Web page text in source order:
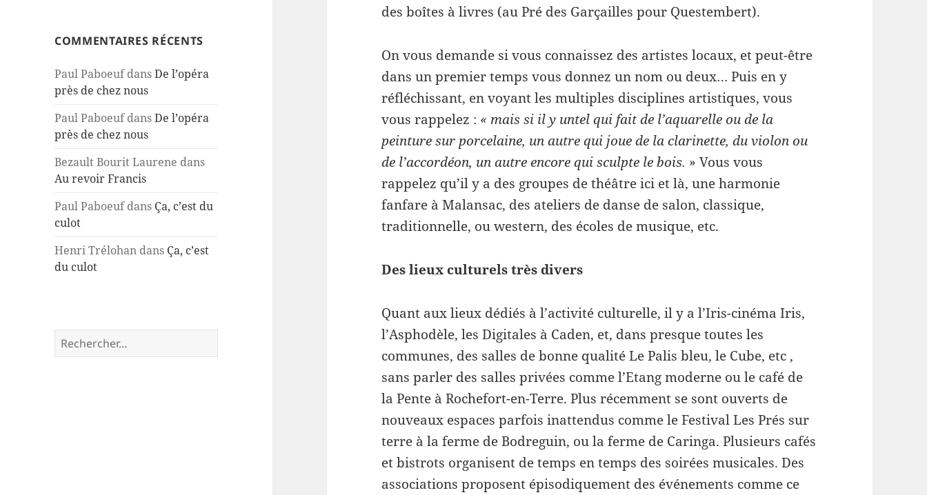
COMMENTAIRES RÉCENTS
Paul PaboeufdansDe l’opéra
près de chez nous
Paul PaboeufdansDe l’opéra
près de chez nous
Bezault Bourit Laurene dans
Au revoir Francis
Paul Paboeufdans Ça, c’est du
culot
Henri Trélohan dans Ça, c’est
du culot
Rechercher :
des boîtes à livres (au Pré des Garçailles pour Questembert).
On vous demande si vous connaissez des artistes locaux, et peut-être
dans un premier temps vous donnez un nom ou deux… Puis en y
réfléchissant, en voyant les multiples disciplines artistiques, vous
vous rappelez : « mais si il y untel qui fait de l’aquarelle ou de la
peinture sur porcelaine, un autre qui joue de la clarinette, du violon ou
de l’accordéon, un autre encore qui sculpte le bois. » Vous vous
rappelez qu’il y a des groupes de théâtre ici et là, une harmonie
fanfare à Malansac, des ateliers de danse de salon, classique,
traditionnelle, ou western, des écoles de musique, etc.
Des lieux culturels très divers
Quant aux lieux dédiés à l’activité culturelle, il y a l’Iris-cinéma Iris,
l’Asphodèle, les Digitales à Caden, et, dans presque toutes les
communes, des salles de bonne qualité Le Palis bleu, le Cube, etc ,
sans parler des salles privées comme l’Etang moderne ou le café de
la Pente à Rochefort-en-Terre. Plus récemment se sont ouverts de
nouveaux espaces parfois inattendus comme le Festival Les Prés sur
terre à la ferme de Bodreguin, ou la ferme de Caringa. Plusieurs cafés
et bistrots organisent de temps en temps des soirées musicales. Des
associations proposent épisodiquement des événements comme ce